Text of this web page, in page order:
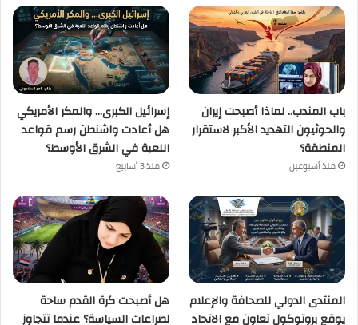
باب المندب.. لماذا أصبحت إيران
والحوثيون التهديد الأكبر لاستقرار
المنطقة؟
منذ أسبوعين
إسرائيل الكبرى… والمكر الأمريكي
هل أعادت واشنطن رسم قواعد
اللعبة في الشرق الأوسط؟
منذ 3 أسابيع
المنتدى الدولي للصحافة والإعلام
يوقع بروتوكول تعاون مع الاتحاد
هل أصبحت كرة القدم ساحة
لصراعات السياسة؟ عندما تتجاوز